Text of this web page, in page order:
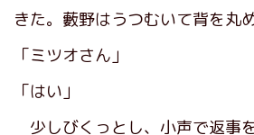
きた。藪野はうつむいて背を丸
「ミツオさん」
「はい」
少しびくっとし、小声で返事